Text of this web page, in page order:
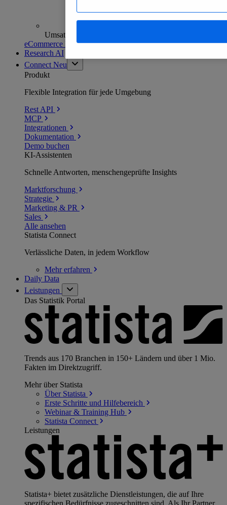
Umsatzanalysen und -prognosen
eCommerce Insights entdecken
Research AI
Connect Neu
Produkt
Flexible Integration für jede Umgebung
Rest API
MCP
Integrationen
Dokumentation
Demo buchen
KI-Assistenten
Schnelle Antworten, menschengeprüfte Insights
Marktforschung
Strategie
Marketing & PR
Sales
Alle ansehen
Statista Connect
Verlässliche Daten, in jedem Workflow
Mehrerfahren
Daily Data
Leistungen
Das Statistik Portal
Trends aus 170 Branchen in 150+ Ländern und über 1 Mio.
Fakten im Direktzugriff.
Mehr über Statista
Über Statista
Erste Schritte und Hilfebereich
Webinar & Training Hub
Statista Connect
Leistungen
Statista+ bietet zusätzliche Dienstleistungen, die auf Ihre
spezifischen Bedürfnisse zugeschnitten sind. Als Ihr Partner